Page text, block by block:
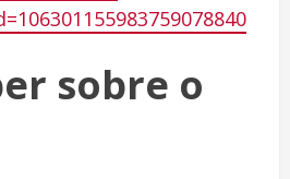
sobre o